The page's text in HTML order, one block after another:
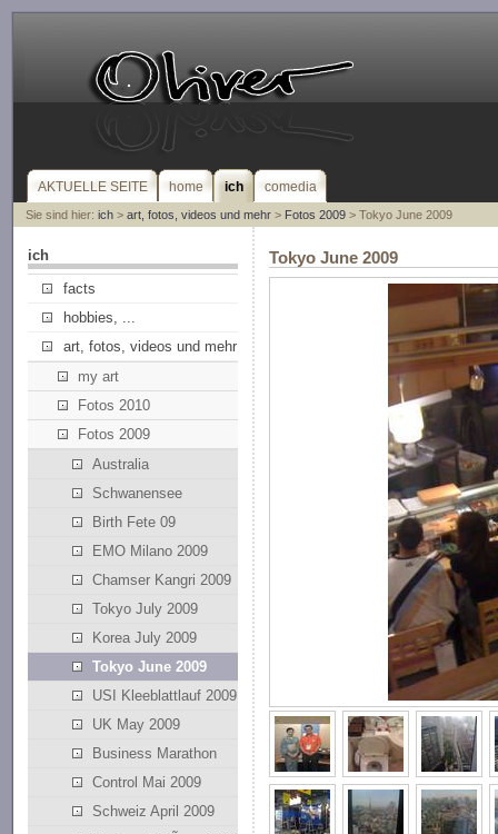
AKTUELLE SEITE home ich comedia
Sie sind hier: ich> art, fotos, videos und mehr> Fotos 2009> Tokyo June 2009
ich
facts
hobbies, ...
art, fotos, videos und mehr
my art
Fotos 2010
Fotos 2009
Australia
Schwanensee
Birth Fete 09
EMO Milano 2009
Chamser Kangri 2009
Tokyo July 2009
Korea July 2009
Tokyo June 2009
USI Kleeblattlauf 2009
UK May 2009
Business Marathon
Control Mai 2009
Schweiz April 2009
Tokyo June 2009